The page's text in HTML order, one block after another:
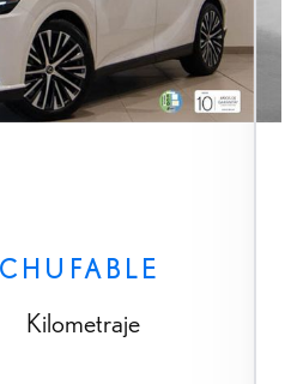
Kilometraje